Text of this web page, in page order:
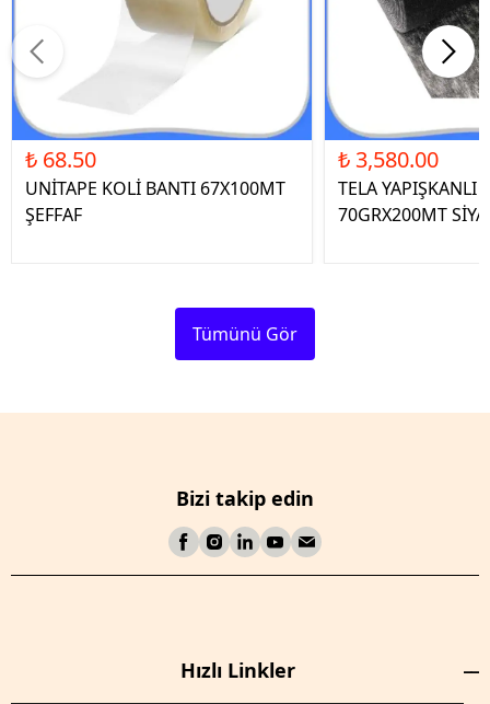
₺ 68.50
UNİTAPE KOLİ BANTI 67X100MT
ŞEFFAF
₺ 3,580.00
TELA YAPIŞKANLI
70GRX200MT
Tümünü Gör
Bizi takip edin
Hızlı Linkler